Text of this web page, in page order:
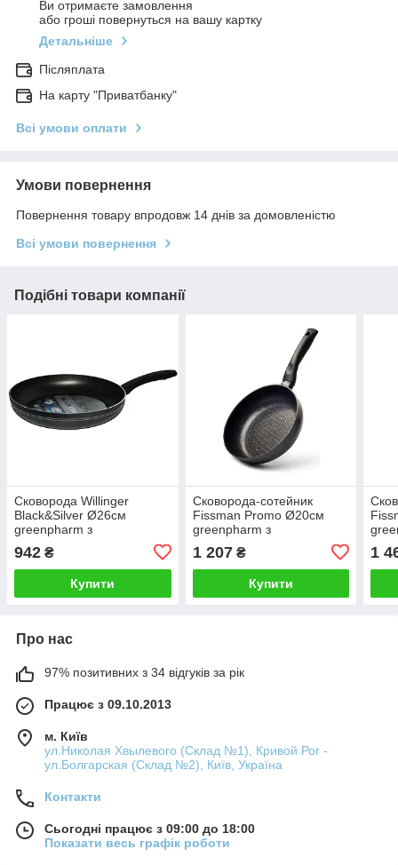
Ви отримаєте замовлення
або гроші повернуться на вашу картку
Детальніше
Післяплата
На карту "Приватбанку"
Всі умови оплати
Умови повернення
Повернення товару впродовж 14 днів за домовленістю
Всі умови повернення
Подібні товари компанії
Сковорода Willinger
Black&Silver Ø26см
greenpharm з
антипригарним покриттям
942 ₴
Купити
Сковорода-сотейник
Fissman Promo Ø20см
greenpharm з
антипригарним покриттям
TouchStone (кам'яна
крихта)
1 207₴
Купити
1
Про нас
97% позитивних з 34 відгуків за рік
Працює з 09.10.2013
м. Київ
ул.Николая Хвылевого (Склад №1), Кривой Рог -
ул.Болгарская (Склад №2), Київ, Україна
Контакти
Сьогодні працює з 09:00 до 18:00
Показати весь графік роботи